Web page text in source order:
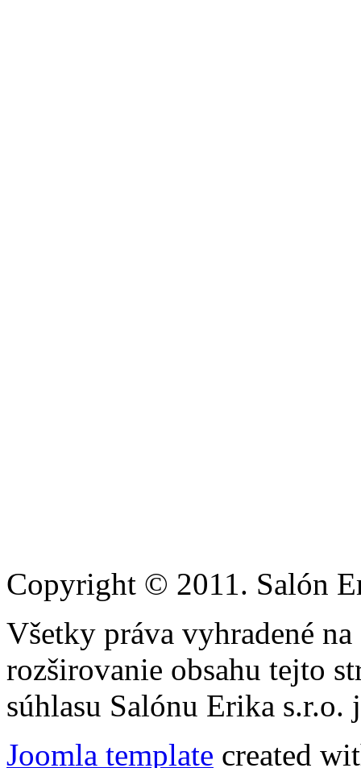
Copyright © 2011. Salón
Všetky práva vyhradené
rozširovanie obsahu tejto
súhlasu Salónu Erika s.r.o.
Joomla template created